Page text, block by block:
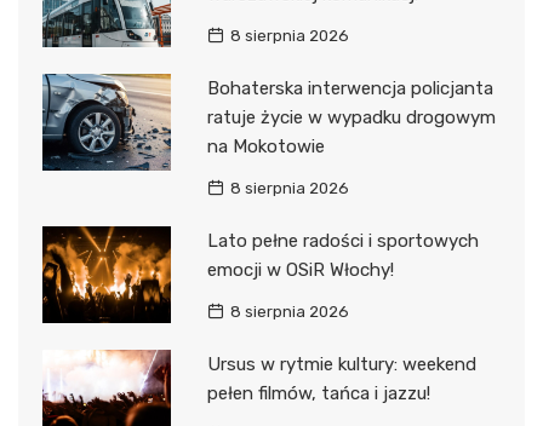
8 sierpnia 2026
Bohaterska interwencja policjanta
ratuje życie w wypadku drogowym
na Mokotowie
8 sierpnia 2026
Lato pełne radości i sportowych
emocji w OSiR Włochy!
8 sierpnia 2026
Ursus w rytmie kultury: weekend
pełen filmów, tańca i jazzu!